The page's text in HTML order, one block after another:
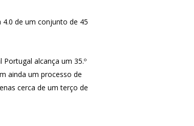
de um conjunto de 45
alcança um 35.º
ainda um processo de
cerca de um terço de